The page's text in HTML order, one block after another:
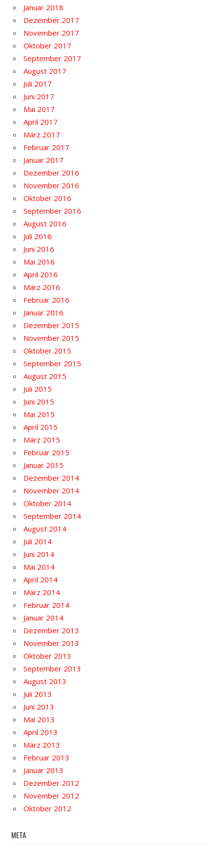
Januar 2018
Dezember 2017
November 2017
Oktober 2017
September 2017
August 2017
Juli 2017
Juni 2017
Mai 2017
April 2017
März 2017
Februar 2017
Januar 2017
Dezember 2016
November 2016
Oktober 2016
September 2016
August 2016
Juli 2016
Juni 2016
Mai 2016
April 2016
März 2016
Februar 2016
Januar 2016
Dezember 2015
November 2015
Oktober 2015
September 2015
August 2015
Juli 2015
Juni 2015
Mai 2015
April 2015
März 2015
Februar 2015
Januar 2015
Dezember 2014
November 2014
Oktober 2014
September 2014
August 2014
Juli 2014
Juni 2014
Mai 2014
April 2014
März 2014
Februar 2014
Januar 2014
Dezember 2013
November 2013
Oktober 2013
September 2013
August 2013
Juli 2013
Juni 2013
Mai 2013
April 2013
März 2013
Februar 2013
Januar 2013
Dezember 2012
November 2012
Oktober 2012
META